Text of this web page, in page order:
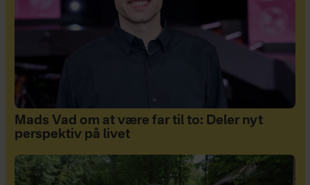
Mads Vad om at være far til to: Deler nyt
perspektiv på livet